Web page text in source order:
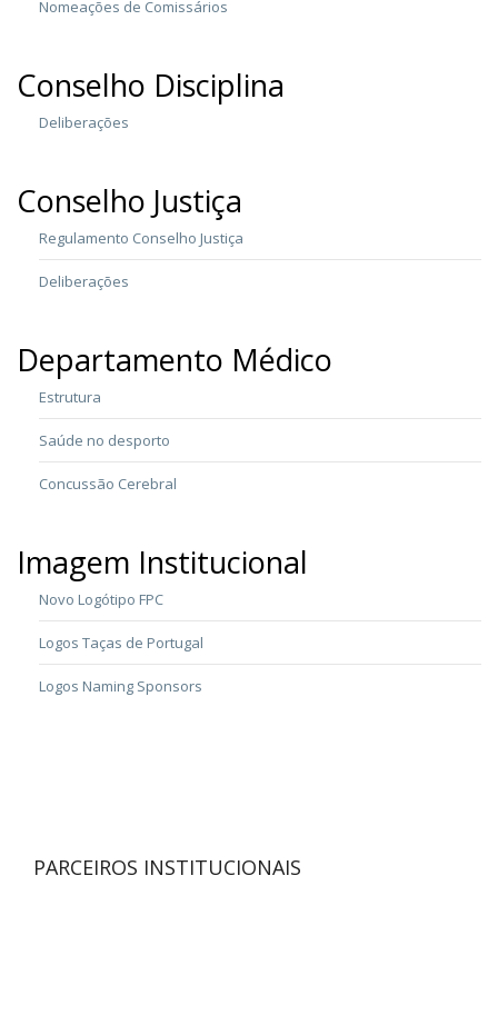
Nomeações de Comissários
Conselho Disciplina
Deliberações
Conselho Justiça
Regulamento Conselho Justiça
Deliberações
Departamento Médico
Estrutura
Saúde no desporto
Concussão Cerebral
Imagem Institucional
Novo Logótipo FPC
Logos Taças de Portugal
Logos Naming Sponsors
PARCEIROS INSTITUCIONAIS